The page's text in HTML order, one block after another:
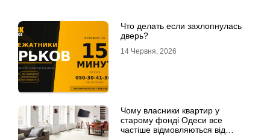
Что делать если захлопнулась
дверь?
14 Червня, 2026
Чому власники квартир у
старому фонді Одеси все
частіше відмовляються від